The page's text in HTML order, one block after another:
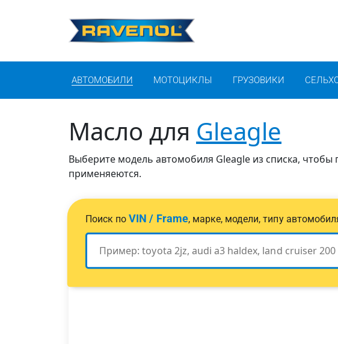
АВТОМОБИЛИ МОТОЦИКЛЫ ГРУЗОВИКИ
Масло для Gleagle
Выберите модель автомобиля Gleagle из списка, чтобы
применяеются.
Поиск поVIN / Frame, марке, модели, типу